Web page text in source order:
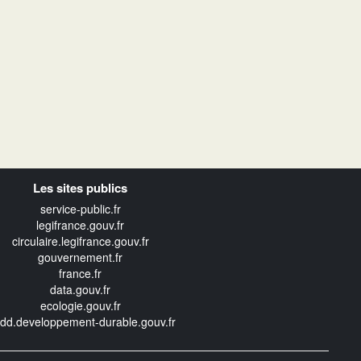
Les sites publics
service-public.fr
legifrance.gouv.fr
circulaire.legifrance.gouv.fr
gouvernement.fr
france.fr
data.gouv.fr
ecologie.gouv.fr
durable.gouv.fr